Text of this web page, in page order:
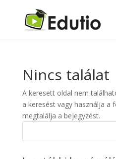
Nincs találat
A keresett oldal nem
a keresést vagy használja a
megtalálja a bejegyzést.